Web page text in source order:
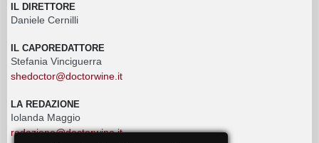
IL DIRETTORE
Daniele Cernilli
IL CAPOREDATTORE
Stefania Vinciguerra
shedoctor@doctorwine.it
LA REDAZIONE
Iolanda Maggio
redazione@doctorwine.it